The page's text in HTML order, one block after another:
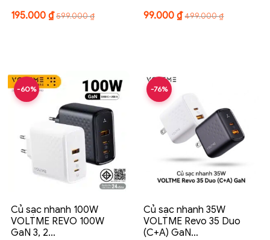
195.000 ₫599.000₫
99.000₫499.000₫
-60%
Củ sạc nhanh 100W
VOLTME REVO 100W
GaN 3, 2…
-76%
Củ sạc nhanh 35W
VOLTME Revo 35 Duo
(C+A) GaN…